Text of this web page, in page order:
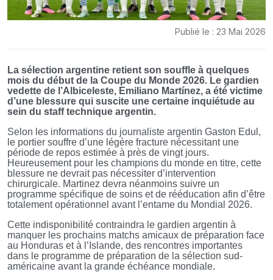
Publié le : 23 Mai 2026
La sélection argentine retient son souffle à quelques
mois du début de la Coupe du Monde 2026. Le gardien
vedette de l’Albiceleste, Emiliano Martínez, a été victime
d’une blessure qui suscite une certaine inquiétude au
sein du staff technique argentin.
Selon les informations du journaliste argentin Gaston Edul,
le portier souffre d’une légère fracture nécessitant une
période de repos estimée à près de vingt jours.
Heureusement pour les champions du monde en titre, cette
blessure ne devrait pas nécessiter d’intervention
chirurgicale. Martinez devra néanmoins suivre un
programme spécifique de soins et de rééducation afin d’être
totalement opérationnel avant l’entame du Mondial 2026.
Cette indisponibilité contraindra le gardien argentin à
manquer les prochains matchs amicaux de préparation face
au Honduras et à l’Islande, des rencontres importantes
dans le programme de préparation de la sélection sud-
américaine avant la grande échéance mondiale.